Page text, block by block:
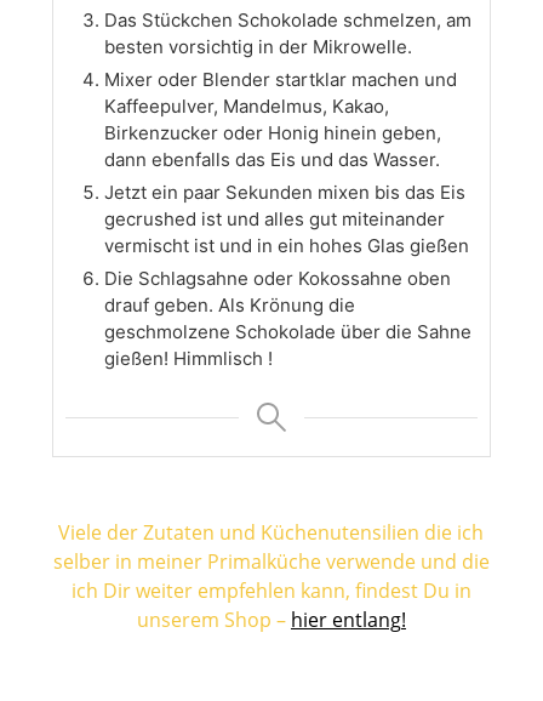
Das Stückchen Schokolade schmelzen, am
besten vorsichtig in der Mikrowelle.
Mixer oder Blender startklar machen und
Kaffeepulver, Mandelmus, Kakao,
Birkenzucker oder Honig hinein geben,
dann ebenfalls das Eis und das Wasser.
Jetzt ein paar Sekunden mixen bis das Eis
gecrushed ist und alles gut miteinander
vermischt ist und in ein hohes Glas gießen
Die Schlagsahne oder Kokossahne oben
drauf geben. Als Krönung die
geschmolzene Schokolade über die Sahne
gießen! Himmlisch !
Viele der Zutaten und Küchenutensilien die ich
selber in meiner Primalküche verwende und die
ich Dir weiter empfehlen kann, findest Du in
unserem Shop – hier entlang!